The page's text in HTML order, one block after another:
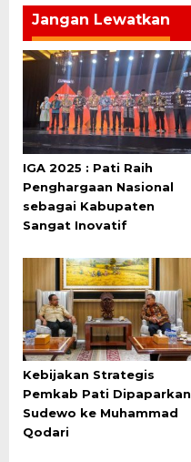
Jangan Lewatkan
IGA 2025 : Pati Raih
Penghargaan Nasional
sebagai Kabupaten
Sangat Inovatif
Kebijakan Strategis
Pemkab Pati Dipaparkan
Sudewo ke Muhammad
Qodari